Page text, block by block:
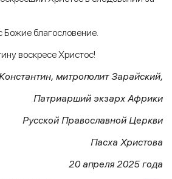
благословение.
воскресе Христос!
Константин, митрополит Зарайский,
Патриарший экзарх Африки
Русской Православной Церкви
Пасха Христова
20 апреля 2025 года